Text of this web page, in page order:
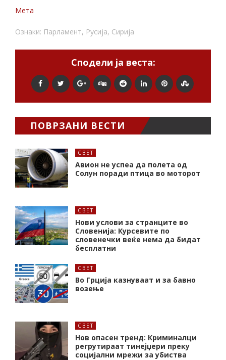
Мета
Ознаки: Парламент, Русија, Сирија
Сподели ја веста:
ПОВРЗАНИ ВЕСТИ
СВЕТ
Авион не успеа да полета од
Солун поради птица во моторот
СВЕТ
Нови услови за странците во
Словенија: Курсевите по
словенечки веќе нема да бидат
бесплатни
СВЕТ
Во Грција казнуваат и за бавно
возење
СВЕТ
Нов опасен тренд: Криминалци
регрутираат тинејџери преку
социјални мрежи за убиства